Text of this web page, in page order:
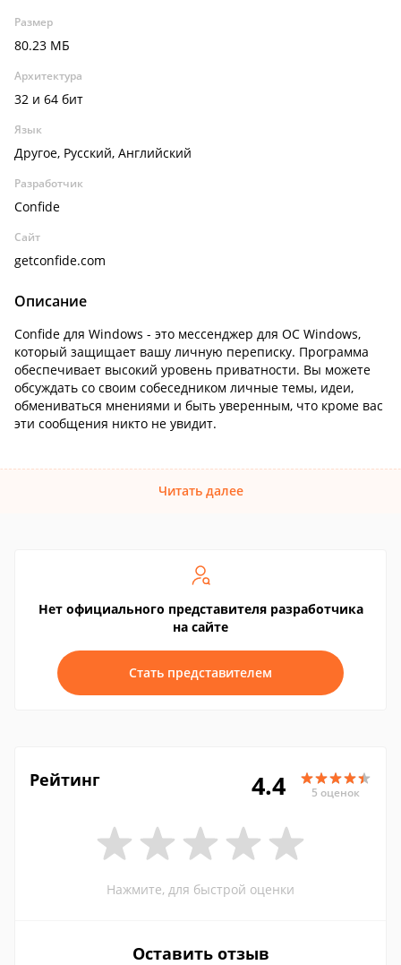
Размер
80.23 МБ
Архитектура
32 и 64 бит
Язык
Другое, Русский, Английский
Разработчик
Confide
Сайт
getconfide.com
Описание
Confide для Windows - это мессенджер для ОС Windows,
который защищает вашу личную переписку. Программа
обеспечивает высокий уровень приватности. Вы можете
обсуждать со своим собеседником личные темы, идеи,
обмениваться мнениями и быть уверенным, что кроме вас
эти сообщения никто не увидит.
Читать далее
Нет официального представителя разработчика
на сайте
Стать представителем
Рейтинг 4.4 5 оценок
Нажмите, для быстрой оценки
Оставить отзыв